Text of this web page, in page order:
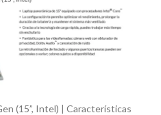
(15”, Intel) | Características